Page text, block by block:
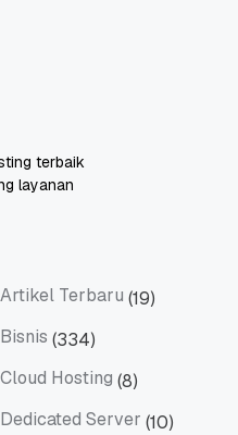
terbaik
layanan
Artikel Terbaru (19)
Bisnis (334)
Cloud Hosting (8)
Dedicated Server (10)